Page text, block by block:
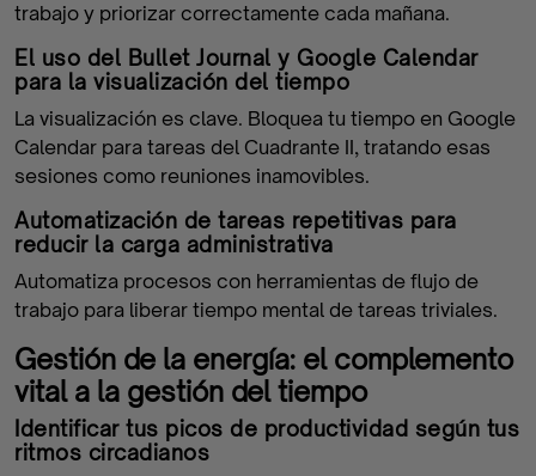
trabajo y priorizar correctamente cada mañana.
El uso del Bullet Journal y Google Calendar
para la visualización del tiempo
La visualización es clave. Bloquea tu tiempo en Google
Calendar para tareas del Cuadrante II, tratando esas
sesiones como reuniones inamovibles.
Automatización de tareas repetitivas para
reducir la carga administrativa
Automatiza procesos con herramientas de flujo de
trabajo para liberar tiempo mental de tareas triviales.
Gestión de la energía: el complemento
vital a la gestión del tiempo
Identificar tus picos de productividad según tus
ritmos circadianos